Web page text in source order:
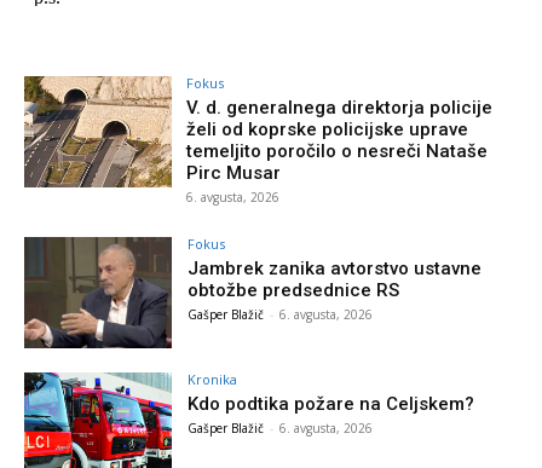
Fokus
V. d. generalnega direktorja policije
želi od koprske policijske uprave
temeljito poročilo o nesreči Nataše
Pirc Musar
6. avgusta, 2026
Fokus
Jambrek zanika avtorstvo ustavne
obtožbe predsednice RS
Gašper Blažič - 6. avgusta, 2026
Kronika
Kdo podtika požare na Celjskem?
Gašper Blažič - 6. avgusta, 2026